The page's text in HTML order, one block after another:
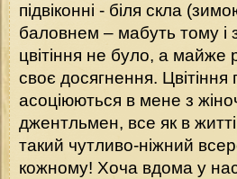
підвіконні - біля скла
баловнем – мабуть тому і
цвітіння не було, а майже
своє досягнення.
асоціюються в мене з
джентльмен, все як в
такий чутливо-ніжний
кожному! Хоча вдома у нас